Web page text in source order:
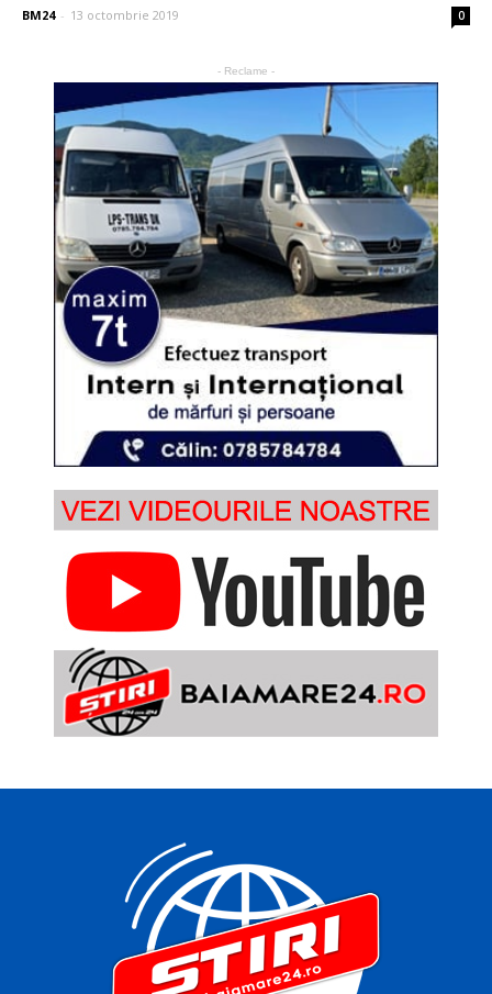
BM24 - 13 octombrie 2019 0
- Reclame -